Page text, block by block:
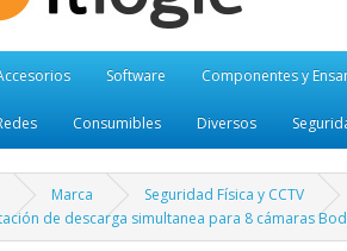
Software Componentes y
Consumibles Diversos
Marca Seguridad Física y CCTV
de descarga simultanea para 8 cámaras